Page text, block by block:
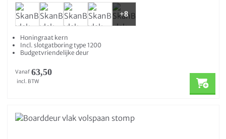
+8
Honingraat kern
Incl. slotgatboring type 1200
Budgetvriendelijke deur
Vanaf 63,50
incl. BTW